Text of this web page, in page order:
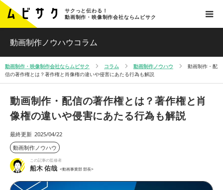
サクっと伝わる！
動画制作・映像制作会社ならムビサク
動画制作ノウハウコラム
動画制作・映像制作会社ならムビサク コラム 動画制作ノウハウ
動画制作・配
信の著作権とは？著作権と肖像権の違いや侵害にあたる行為も解説
動画制作・配信の著作権とは？著作権と肖
像権の違いや侵害にあたる行為も解説
最終更新 2025/04/22
動画制作ノウハウ
この記事の監修者
船木 佑哉 <動画事業部 部長>